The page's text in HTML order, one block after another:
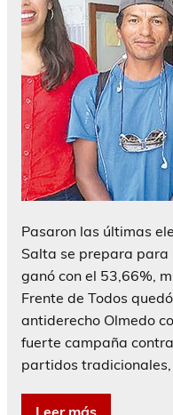
Pasaron las últimas
Salta se prepara para
ganó con el 53,66%,
Frente de Todos
antiderecho Olmedo
fuerte campaña
partidos
Leer más